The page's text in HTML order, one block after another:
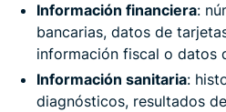
Información financiera:
bancarias, datos de
información fiscal o datos
Información sanitaria:
diagnósticos, resultados